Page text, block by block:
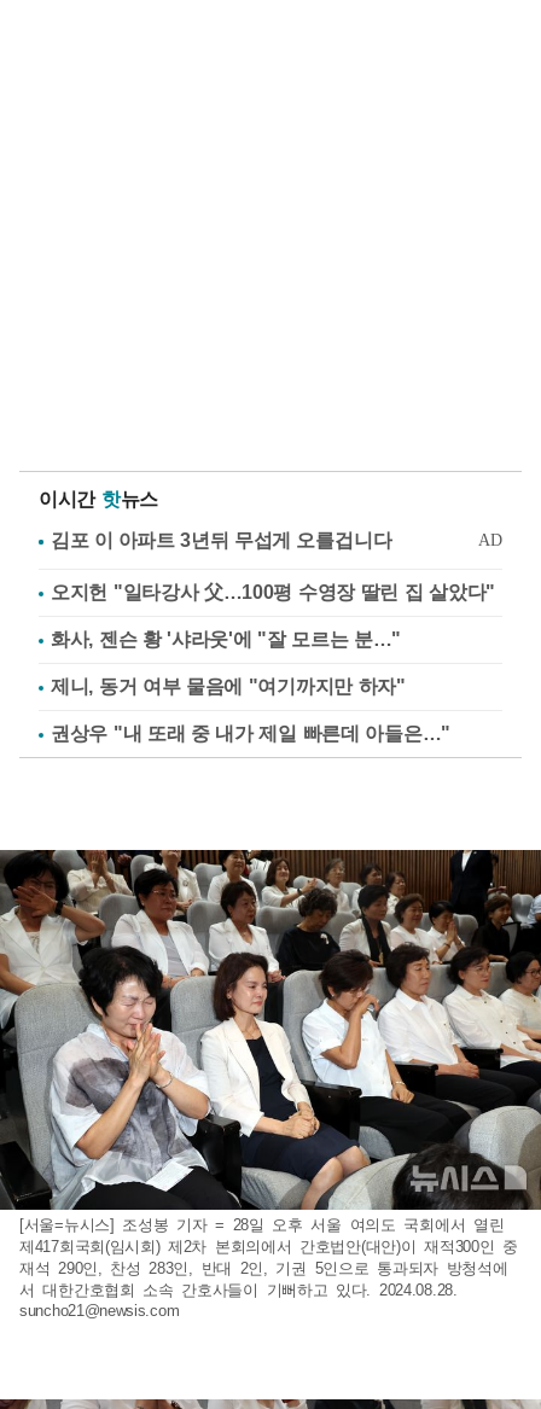
이시간 핫뉴스
오지헌 "일타강사 父…100평 수영장 딸린 집 살았다"
화사, 젠슨 황 '샤라웃'에 "잘 모르는 분…"
제니, 동거 여부 물음에 "여기까지만 하자"
권상우 "내 또래 중 내가 제일 빠른데 아들은…"
[서울=뉴시스] 조성봉 기자 = 28일 오후 서울 여의도 국회에서 열린
제417회국회(임시회) 제2차 본회의에서 간호법안(대안)이 재적300인 중
재석 290인, 찬성 283인, 반대 2인, 기권 5인으로 통과되자 방청석에
서 대한간호협회 소속 간호사들이 기뻐하고 있다. 2024.08.28.
suncho21@newsis.com